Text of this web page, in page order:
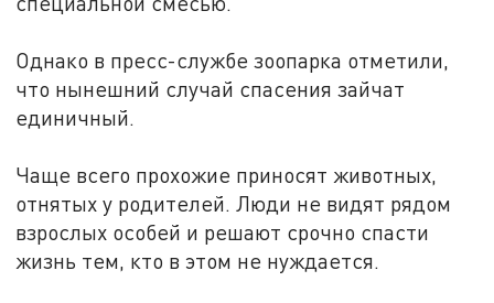
Однако в пресс-службе зоопарка отметили,
что нынешний случай спасения зайчат
единичный.
Чаще всего прохожие приносят животных,
отнятых у родителей. Люди не видят рядом
взрослых особей и решают срочно спасти
жизнь тем, кто в этом не нуждается.